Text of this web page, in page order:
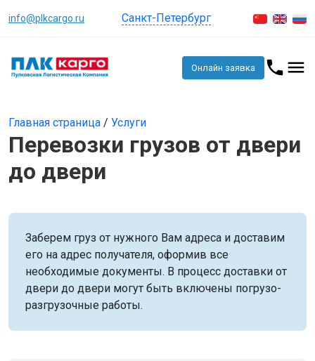
info@plkcargo.ru Санкт-Петербург
Онлайн заявка
Главная страница / Услуги
Перевозки грузов от двери
до двери
Заберем груз от нужного Вам адреса и доставим
его на адрес получателя, оформив все
необходимые документы. В процесс доставки от
двери до двери могут быть включены погрузо-
разгрузочные работы.